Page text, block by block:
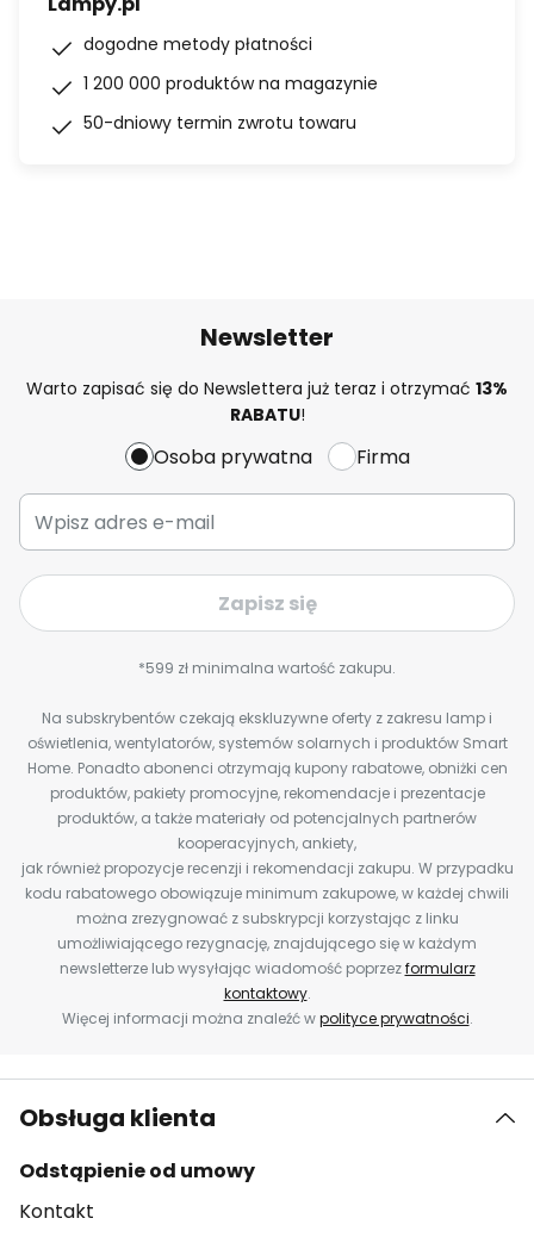
dogodne metody płatności
1 200 000 produktów na magazynie
50-dniowy termin zwrotu towaru
Newsletter
Warto zapisać się do Newslettera już teraz i otrzymać 13%
RABATU!
Osoba prywatna Firma
Zapisz się
*599 zł minimalna wartość zakupu.
Na subskrybentów czekają ekskluzywne oferty z zakresu lamp i
oświetlenia, wentylatorów, systemów solarnych i produktów Smart
Home. Ponadto abonenci otrzymają kupony rabatowe, obniżki cen
produktów, pakiety promocyjne, rekomendacje i prezentacje
produktów, a także materiały od potencjalnych partnerów
kooperacyjnych, ankiety,
jak również propozycje recenzji i rekomendacji zakupu. W przypadku
kodu rabatowego obowiązuje minimum zakupowe, w każdej chwili
można zrezygnować z subskrypcji korzystając z linku
umożliwiającego rezygnację, znajdującego się w każdym
newsletterze lub wysyłając wiadomość poprzezformularz
kontaktowy.
Więcej informacji można znaleźć wpolityce prywatności.
Obsługa klienta
Odstąpienie od umowy
Kontakt